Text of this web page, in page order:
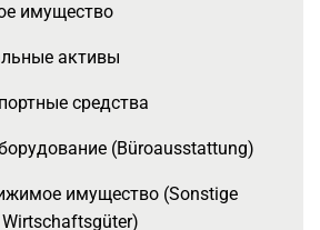
имущество
активы
средства
(Büroausstattung)
имущество (Sonstige